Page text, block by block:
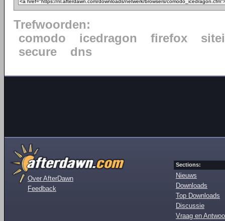
Trefwoorden:
comodo
icedragon firefox
secure
dns
Over AfterDawn
Feedback
Sections:
Nieuws
Downloads
Top Downloads
Discussie
Vraag en